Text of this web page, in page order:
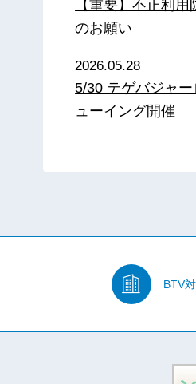
【重要】不正利
のお願い
2026.05.28
5/30 テゲバジャ
ューイング開催
BTV